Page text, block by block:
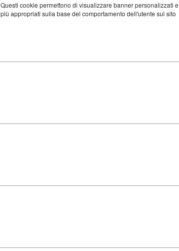
Questi cookie permettono di visualizzare banner personalizzati e
più appropriati sulla base del comportamento dell'utente sul sito